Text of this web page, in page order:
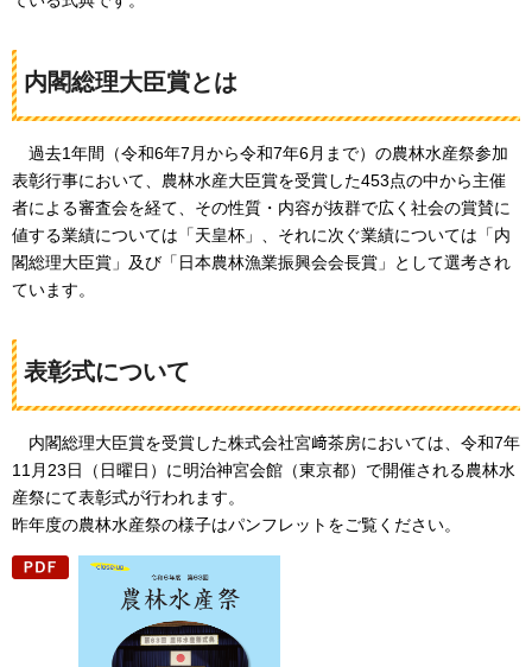
内閣総理大臣賞とは
過去1年間（令和6年7月から令和7年6月まで）の農林水産祭参加
表彰行事において、農林水産大臣賞を受賞した453点の中から主催
者による審査会を経て、その性質・内容が抜群で広く社会の賞賛に
値する業績については「天皇杯」、それに次ぐ業績については「内
閣総理大臣賞」及び「日本農林漁業振興会会長賞」として選考され
ています。
表彰式について
内閣総理大臣賞を受賞した株式会社宮﨑茶房においては、令和7年
11月23日（日曜日）に明治神宮会館（東京都）で開催される農林水
産祭にて表彰式が行われます。
昨年度の農林水産祭の様子はパンフレットをご覧ください。